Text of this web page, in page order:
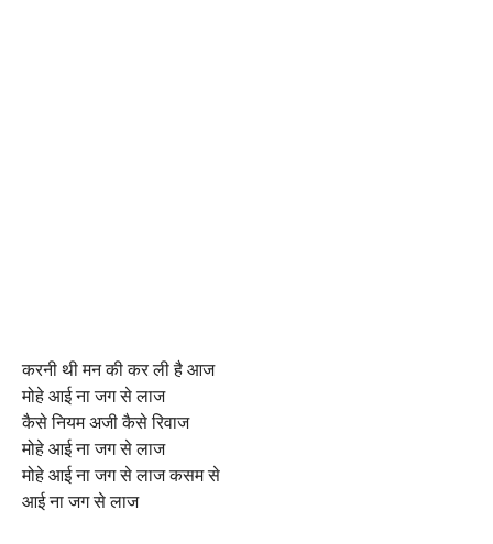
करनी थी मन की कर ली है आज
मोहे आई ना जग से लाज
कैसे नियम अजी कैसे रिवाज
मोहे आई ना जग से लाज
मोहे आई ना जग से लाज कसम से
आई ना जग से लाज